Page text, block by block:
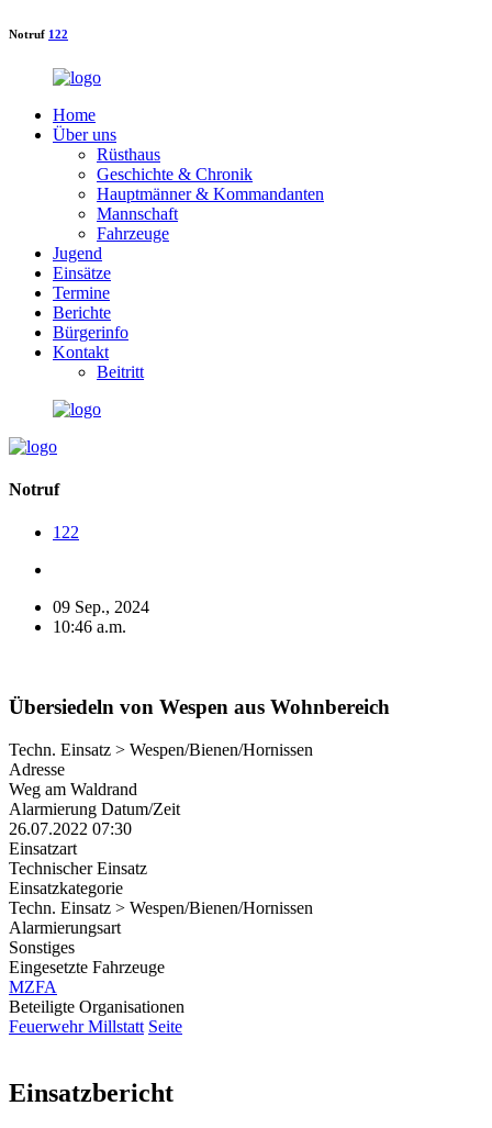
Notruf 122
Home
Über uns
Rüsthaus
Geschichte & Chronik
Hauptmänner & Kommandanten
Mannschaft
Fahrzeuge
Jugend
Einsätze
Termine
Berichte
Bürgerinfo
Kontakt
Beitritt
Notruf
122
09 Sep., 2024
10:46 a.m.
Übersiedeln von Wespen aus Wohnbereich
Techn. Einsatz > Wespen/Bienen/Hornissen
Adresse
Weg am Waldrand
Alarmierung Datum/Zeit
26.07.2022 07:30
Einsatzart
Technischer Einsatz
Einsatzkategorie
Techn. Einsatz > Wespen/Bienen/Hornissen
Alarmierungsart
Sonstiges
Eingesetzte Fahrzeuge
MZFA
Beteiligte Organisationen
Feuerwehr Millstatt Seite
Einsatzbericht